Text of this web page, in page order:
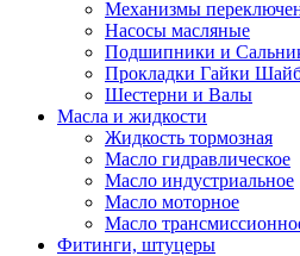
Механизмы
Насосы масляные
Подшипники и
Прокладки Гайки
Шестерни и Валы
Масла и жидкости
Жидкость тормозная
Масло гидравлическое
Масло индустриальное
Масло моторное
Масло
Фитинги, штуцеры